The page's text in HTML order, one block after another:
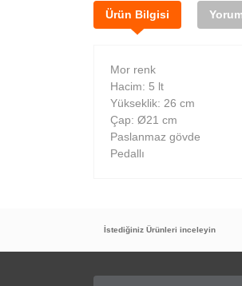
Ürün Bilgisi
Mor renk
Hacim: 5 lt
Yükseklik: 26 cm
Çap: Ø21 cm
Paslanmaz gövde
Pedallı
İstediğiniz Ürünleri inceleyin